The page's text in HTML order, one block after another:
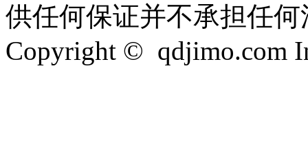
供任何保证并不承担任
Copyright © qdjimo.com